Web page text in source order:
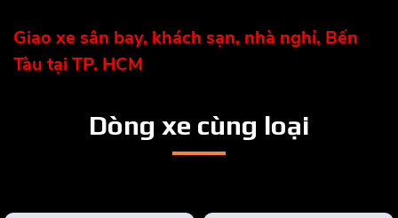
Giao xe sân bay, khách sạn, nhà nghỉ, Bến
Tàu tại TP. HCM
Dòng xe cùng loại